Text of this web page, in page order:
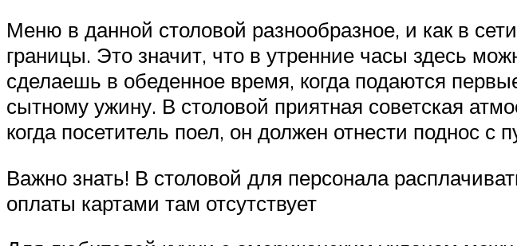
Меню в данной столовой разнообразное, и как в
границы. Это значит, что в утренние часы здесь
сделаешь в обеденное время, когда подаются
сытному ужину. В столовой приятная советская
когда посетитель поел, он должен отнести поднос с
Важно знать! В столовой для персонала
оплаты картами там отсутствует